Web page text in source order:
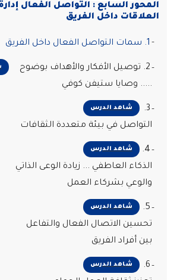
المحور السابع : التواصل الفعال إدارة
العلاقات داخل الفريق
2. توصيل الأفكار والأهداف بوضوح
..... وصايا ستيفن كوفي
شاهد الدرس
3.
التواصل في بيئة متعددة الثقافات
شاهد الدرس
4.
الذكاء العاطفي ... زيادة الوعى الذاتي
والوعي بشركاء العمل
شاهد الدرس
5.
تحسين الاتصال الفعال والتفاعل
بين أفراد الفريق
شاهد الدرس
6.